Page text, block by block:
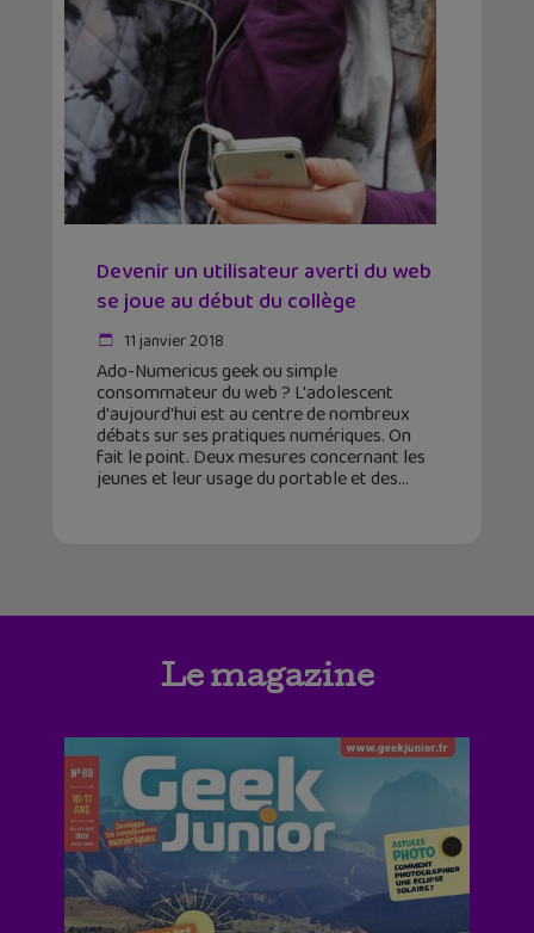
Devenir un utilisateur averti du web
se joue au début du collège
11 janvier 2018
Ado-Numericus geek ou simple
consommateur du web ? L'adolescent
d'aujourd'hui est au centre de nombreux
débats sur ses pratiques numériques. On
fait le point. Deux mesures concernant les
jeunes et leur usage du portable et des
Le magazine